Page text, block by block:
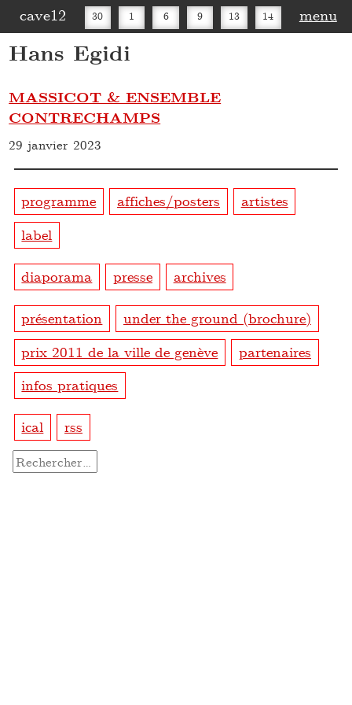
cave12 30 1 6 9 13 14
20
menu
Hans Egidi
MASSICOT & ENSEMBLE
CONTRECHAMPS
29 janvier 2023
programme affiches/posters
artistes
label
diaporama presse archives
présentation
under the ground (brochure)
prix 2011 de la ville de genève
partenaires
infos pratiques
ical rss
Rechercher :